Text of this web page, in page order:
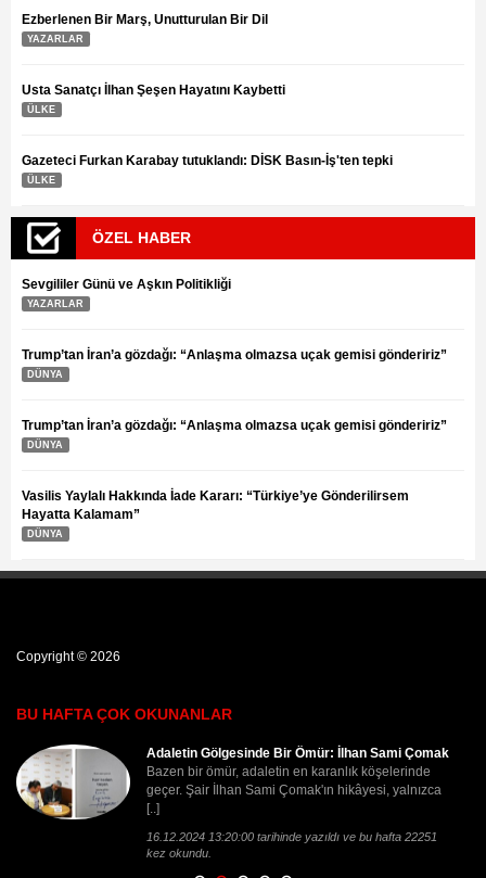
Ezberlenen Bir Marş, Unutturulan Bir Dil
YAZARLAR
Usta Sanatçı İlhan Şeşen Hayatını Kaybetti
ÜLKE
Gazeteci Furkan Karabay tutuklandı: DİSK Basın-İş'ten tepki
ÜLKE
ÖZEL HABER
Sevgililer Günü ve Aşkın Politikliği
YAZARLAR
Trump’tan İran’a gözdağı: “Anlaşma olmazsa uçak gemisi göndeririz”
DÜNYA
Trump’tan İran’a gözdağı: “Anlaşma olmazsa uçak gemisi göndeririz”
DÜNYA
Vasilis Yaylalı Hakkında İade Kararı: “Türkiye’ye Gönderilirsem
Hayatta Kalamam”
DÜNYA
Copyright © 2026
BU HAFTA ÇOK OKUNANLAR
Adaletin Gölgesinde Bir Ömür: İlhan Sami Çomak
Bazen bir ömür, adaletin en karanlık köşelerinde
geçer. Şair İlhan Sami Çomak'ın hikâyesi, yalnızca
[..]
16.12.2024 13:20:00 tarihinde yazıldı ve bu hafta 22251
kez okundu.